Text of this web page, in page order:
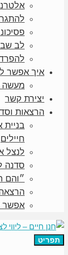
לב
איך אפשר
מעשה
יצירת קשר
הרצאות
בניית
חיילים
לנצל
סדנה
״והם
הרצאה
אפשר
תפריט